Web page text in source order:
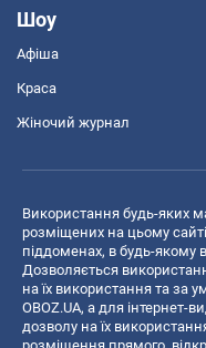
Шоу
Афіша
Краса
Жіночий журнал
Використання будь-яких
розміщених на цьому сайті
піддоменах, в будь-якому
Дозволяється
на їх використання та за
OBOZ.UA, а для інтернет-
дозволу на їх